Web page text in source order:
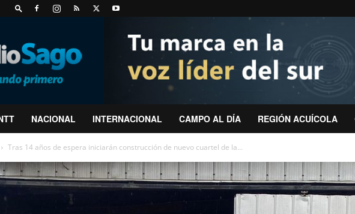
NACIONAL INTERNACIONAL CAMPO AL DÍA REGIÓN ACUÍCOLA
Tras 14 años de espera iniciarán construcción de nuevo cuartel de la...